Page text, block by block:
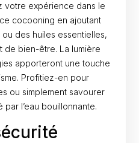
votre expérience dans le
cocooning en ajoutant
des huiles essentielles,
de bien-être. La lumière
apporteront une touche
Profitiez-en pour
ou simplement savourer
l’eau bouillonnante.